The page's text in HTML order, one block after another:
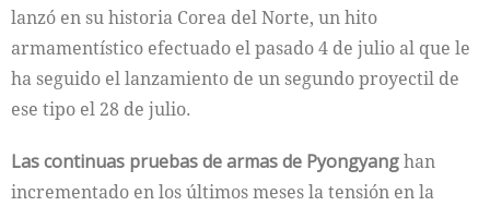
lanzó en su historia Corea del Norte, un hito
armamentístico efectuado el pasado 4 de julio al que le
ha seguido el lanzamiento de un segundo proyectil de
ese tipo el 28 de julio.
Las continuas pruebas de armas de Pyongyanghan
incrementado en los últimos meses la tensión en la